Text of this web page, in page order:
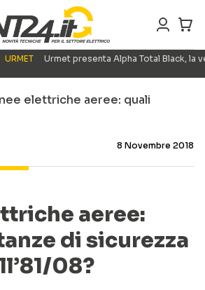
URMET Urmet presenta Alpha Total Black,
elettriche aeree: quali
8 Novembre 2018
aeree:
di sicurezza
08?